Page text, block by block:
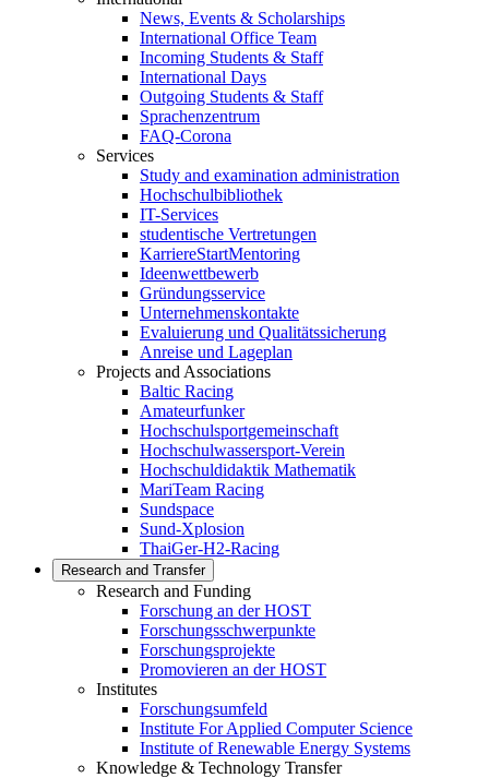
News, Events & Scholarships
International Office Team
Incoming Students & Staff
International Days
Outgoing Students & Staff
Sprachenzentrum
FAQ-Corona
Services
Study and examination administration
Hochschulbibliothek
IT-Services
studentische Vertretungen
KarriereStartMentoring
Ideenwettbewerb
Gründungsservice
Unternehmenskontakte
Evaluierung und Qualitätssicherung
Anreise und Lageplan
Projects and Associations
Baltic Racing
Amateurfunker
Hochschulsportgemeinschaft
Hochschulwassersport-Verein
Hochschuldidaktik Mathematik
MariTeam Racing
Sundspace
Sund-Xplosion
ThaiGer-H2-Racing
Research and Transfer
Research and Funding
Forschung an der HOST
Forschungsschwerpunkte
Forschungsprojekte
Promovieren an der HOST
Institutes
Forschungsumfeld
Institute For Applied Computer Science
Institute of Renewable Energy Systems
Knowledge & Technology Transfer